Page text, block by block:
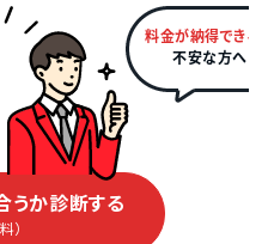
料金が納得できる
不安な方へ
うか診断する
）